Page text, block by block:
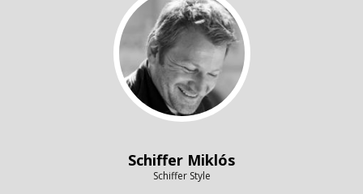
Schiffer Miklós
Schiffer Style